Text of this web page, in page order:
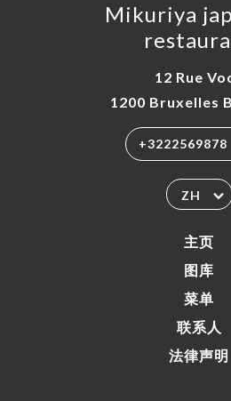
Mikuriya
12 Rue
1200 Bruxelles
+3222569878
ZH
主页
图库
菜单
联系人
法律声明